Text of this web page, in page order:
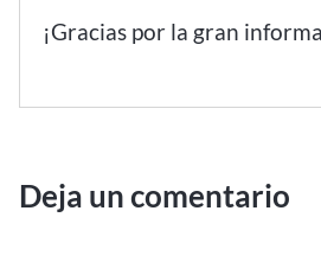
¡Gracias por la gran
Deja un comentario